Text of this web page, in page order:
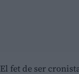
El fet de ser